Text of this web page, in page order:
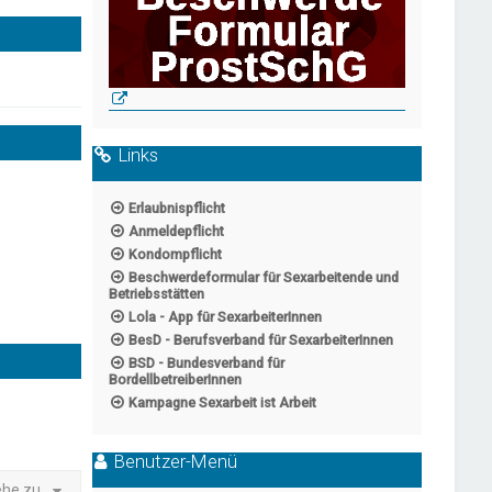
Links
Erlaubnispflicht
Anmeldepflicht
Kondompflicht
Beschwerdeformular für Sexarbeitende und
Betriebsstätten
Lola - App für SexarbeiterInnen
BesD - Berufsverband für SexarbeiterInnen
BSD - Bundesverband für
BordellbetreiberInnen
Kampagne Sexarbeit ist Arbeit
Benutzer-Menü